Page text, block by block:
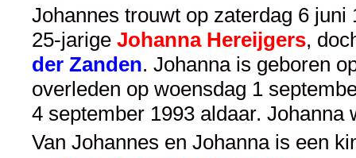
Johannes trouwt op zaterdag 6
25-jarige Johanna Hereijgers,
der Zanden. Johanna is geboren
overleden op woensdag 1
4 september 1993 aldaar. Johanna
Van Johannes en Johanna is een